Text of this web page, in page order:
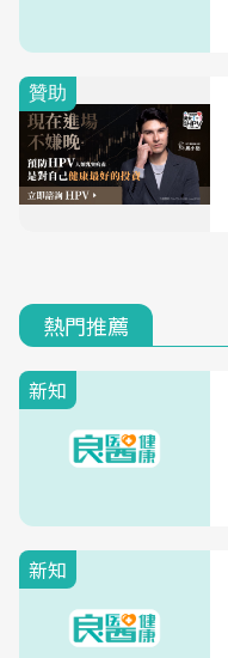
熱門推薦
新知
新知